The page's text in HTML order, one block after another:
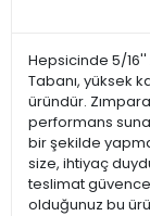
Hepsicinde 5/16''
Tabanı, yüksek
üründür.
performans
bir şekilde
size, ihtiyaç
teslimat
olduğunuz bu